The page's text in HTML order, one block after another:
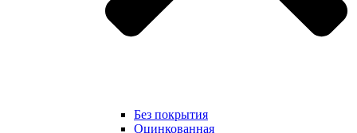
Без покрытия
Оцинкованная